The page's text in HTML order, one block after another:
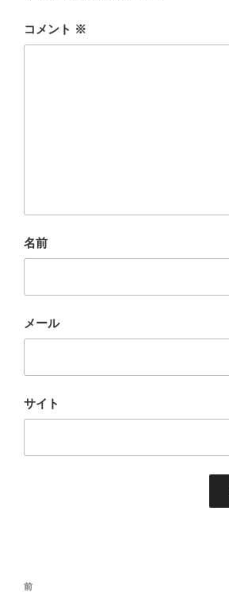
コメント ※
名前
メール
サイト
投
前
前